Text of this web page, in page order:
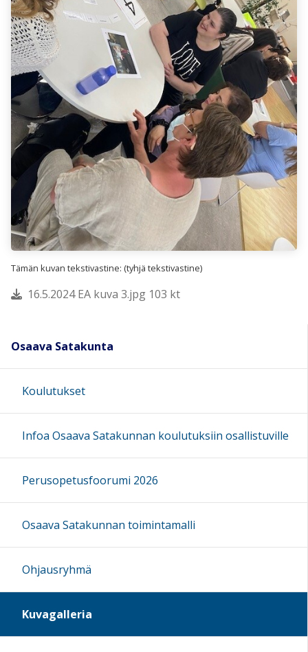
Tämän kuvan tekstivastine: (tyhjä tekstivastine)
16.5.2024 EA kuva 3.jpg 103 kt
Osaava Satakunta
Koulutukset
Infoa Osaava Satakunnan koulutuksiin osallistuville
Perusopetusfoorumi 2026
Osaava Satakunnan toimintamalli
Ohjausryhmä
Kuvagalleria